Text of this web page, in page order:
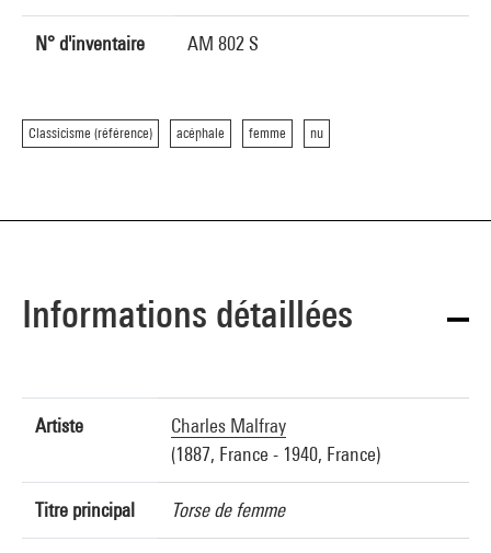
N° d'inventaire AM 802 S
Classicisme (référence) acéphale femme nu
Informations détaillées
Artiste
Charles Malfray
(1887, France - 1940, France)
Titre principal Torse de femme